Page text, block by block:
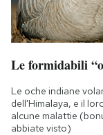
Le formidabili
Le oche indiane
dell'Himalaya, e il
alcune malattie
abbiate visto)